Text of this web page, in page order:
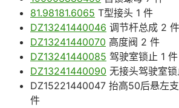
81.98181.6065 T型接头 1 件
DZ13241440046 调节杆总成 2 件
DZ13241440070 高度阀 2 件
DZ13241440085 驾驶室锁止 1 件
DZ13241440090 无接头驾驶室
DZ15221440047 抬高50后悬左
件